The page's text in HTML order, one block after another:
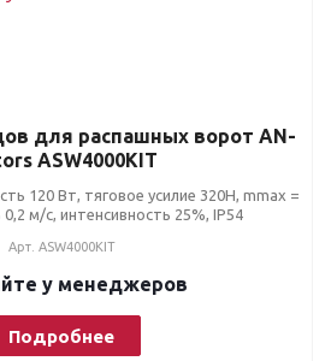
для распашных ворот AN-
ASW4000KIT
120 Вт, тяговое усилие 320Н, mmax =
0,2 м/с, интенсивность 25%, IP54
Арт. ASW4000KIT
у менеджеров
Подробнее